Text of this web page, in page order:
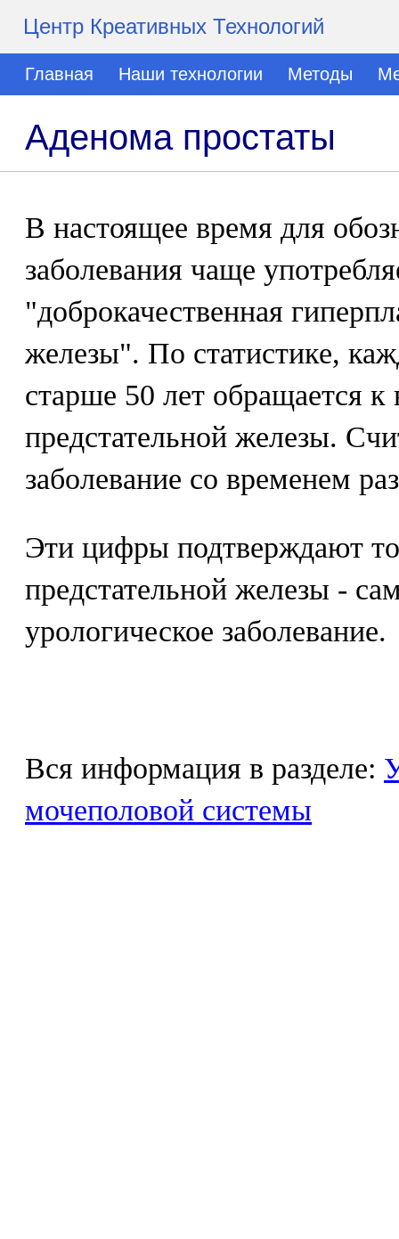
Центр Креативных Технологий
Главная Наши технологии Методы
Аденома простаты
В настоящее время для
заболевания чаще
"доброкачественная
железы". По статистике,
старше 50 лет обращается
предстательной железы.
заболевание со временем
Эти цифры подтверждают
предстательной железы -
урологическое заболевание.
Вся информация в разделе:
мочеполовой системы